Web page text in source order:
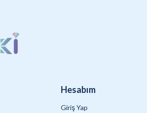
Hesabım
Giriş Yap